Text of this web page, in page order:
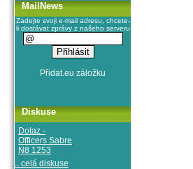
MailNews
Zadejte svoji e-mail adresu, chcete-
li dostávat zprávy z našeho serveru
Diskuse
Dotaz -
Officers Sabre
N8 1253
.. celá diskuse